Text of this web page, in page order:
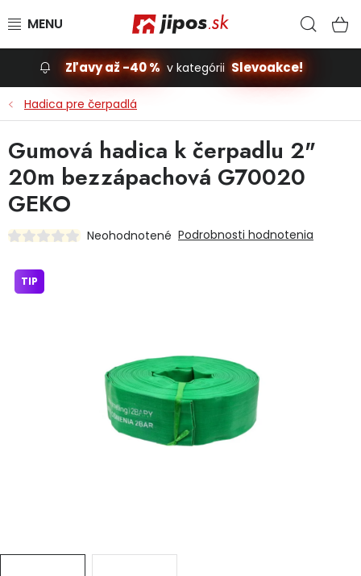
Slevoakce
Stavba, dom
Dielňa
Príslušenstvo pre automobily
Ochranné pracovné pomôcky
Zľavy až -40 % v kategórii Slevoakce!
Hadica pre čerpadlá
Gumová hadica k čerpadlu 2"
20m bezzápachová G70020
GEKO
Neohodnotené Podrobnosti hodnotenia
TIP